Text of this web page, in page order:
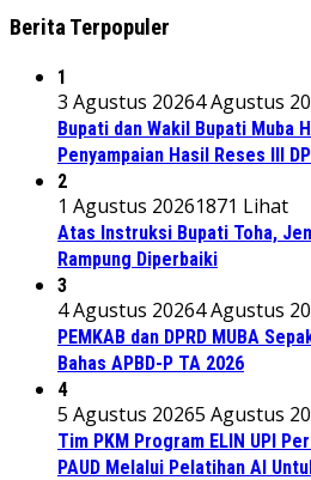
Berita Terpopuler
1
3 Agustus 20264 Agustus
Bupati dan Wakil Bupati Muba
Penyampaian Hasil Reses III
2
1 Agustus 20261871 Lihat
Atas Instruksi Bupati Toha,
Rampung Diperbaiki
3
4 Agustus 20264 Agustus
PEMKAB dan DPRD MUBA
Bahas APBD-P TA 2026
4
5 Agustus 20265 Agustus
Tim PKM Program ELIN UPI
PAUD Melalui Pelatihan AI